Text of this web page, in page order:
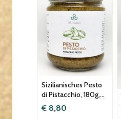
Sizilianisches Pesto
di Pistacchio, 180g,
vegan
€ 8,80